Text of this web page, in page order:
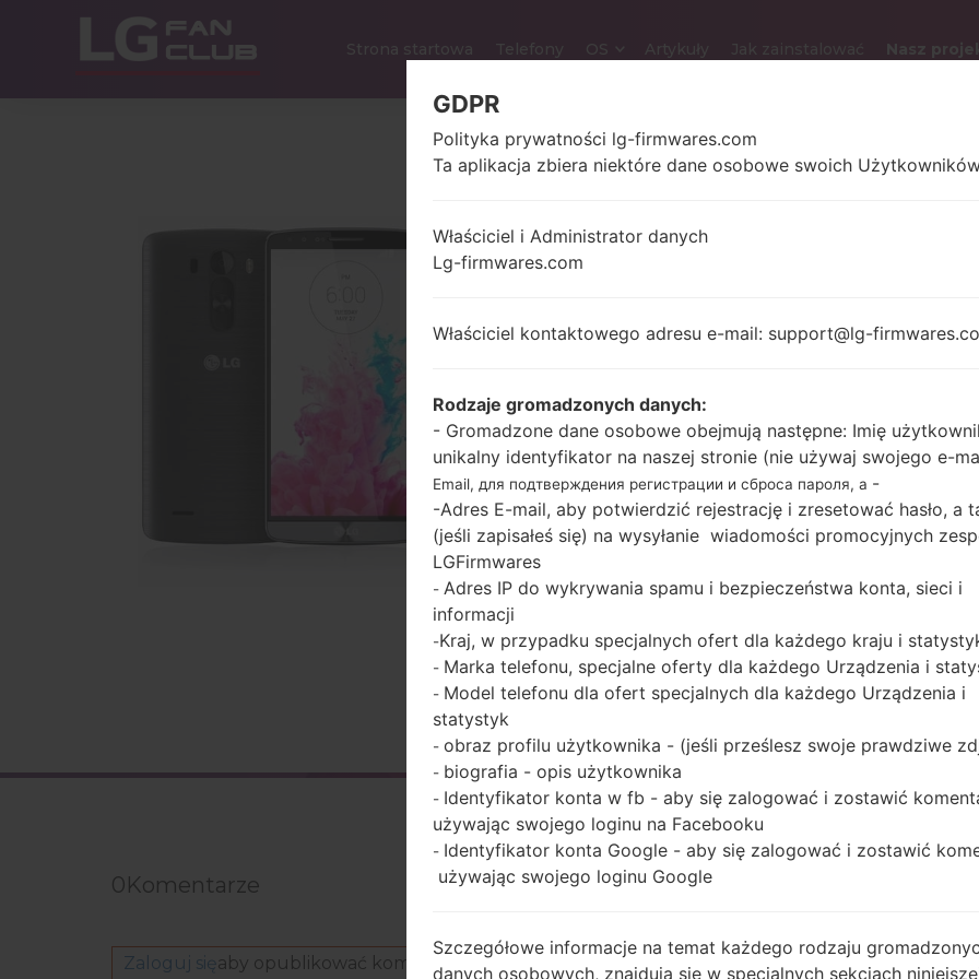
Strona startowa Telefony OS Artykuły Jak zainstalować Nasz
LG D725P (LGD725P)
5.0 in (~71.9%
stosunek ekranu do
gęstość pikseli na cal)
1.2 GHz Cortex-A7
Qualcomm
MSM8926
Snapdragon 400
1GB
Unknown
0Komentarze
Zaloguj sięaby opublikować komentarz.
GDPR
Polityka prywatności lg-firmwares.com
Ta aplikacja zbiera niektóre dane osobowe swoich
Właściciel i Administrator danych
Lg-firmwares.com
Właściciel kontaktowego adresu e-mail: support@lg-
Rodzaje gromadzonych danych:
- Gromadzone dane osobowe obejmują następne: Imię
unikalny identyfikator na naszej stronie (nie używaj swojego e-
Email, для подтверждения регистрации и сброса пароля, а -
-Adres E-mail, aby potwierdzić rejestrację i zresetować hasło, a
(jeśli zapisałeś się) na wysyłanie wiadomości promocyjnych
LGFirmwares
- Adres IP do wykrywania spamu i bezpieczeństwa konta, sieci i
informacji
-Kraj, w przypadku specjalnych ofert dla każdego kraju i
- Marka telefonu, specjalne oferty dla każdego Urządzenia i
- Model telefonu dla ofert specjalnych dla każdego Urządzenia i
statystyk
- obraz profilu użytkownika - (jeśli prześlesz swoje prawdziwe
- biografia - opis użytkownika
- Identyfikator konta w fb - aby się zalogować i zostawić
używając swojego loginu na Facebooku
- Identyfikator konta Google - aby się zalogować i zostawić
używając swojego loginu Google
Szczegółowe informacje na temat każdego rodzaju
danych osobowych, znajdują się w specjalnych sekcjach